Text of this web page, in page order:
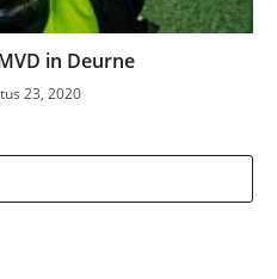
in Deurne
23, 2020
op